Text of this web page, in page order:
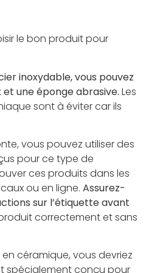
le bon produit pour
inoxydable, vous pouvez
une éponge abrasive. Les
sont à éviter car ils
vous pouvez utiliser des
pour ce type de
ces produits dans les
ou en ligne. Assurez-
sur l’étiquette avant
correctement et sans
céramique, vous devriez
spécialement conçu pour